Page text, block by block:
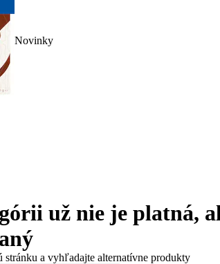
Novinky
už nie je platná,
stránku a vyhľadajte alternatívne produkty